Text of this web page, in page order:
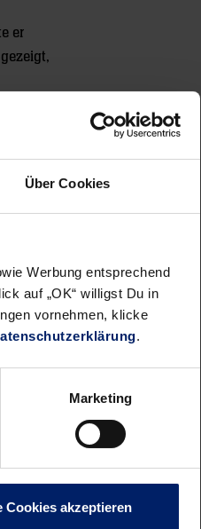
Über Cookies
Werbung entsprechend
auf „OK“ willigst Du in
vornehmen, klicke
.
Marketing
Cookies akzeptieren
er
unüblich
ist